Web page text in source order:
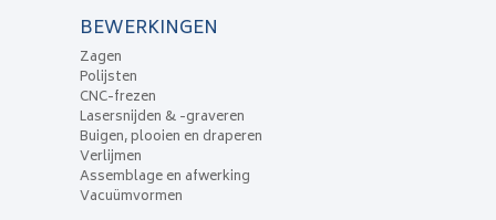
BEWERKINGEN
Zagen
Polijsten
CNC-frezen
Lasersnijden & -graveren
Buigen, plooien en draperen
Verlijmen
Assemblage en afwerking
Vacuümvormen